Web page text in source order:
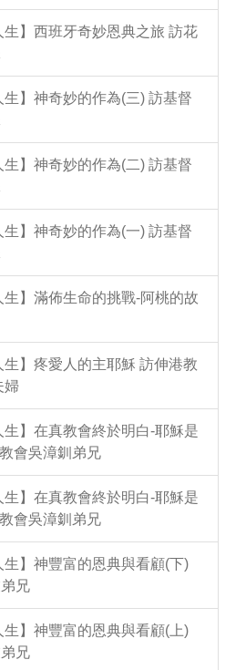
】西班牙奇妙恩典之旅 訪花
】神奇妙的作為(三) 訪基督
】神奇妙的作為(二) 訪基督
】神奇妙的作為(一) 訪基督
】滿佈生命的挑戰-阿桃的故
】疼愛人的主耶穌 訪伸港教
婦
】在真教會終於明白-耶穌是
會吳漳釧弟兄
】在真教會終於明白-耶穌是
會吳漳釧弟兄
】神豐富的恩典與看顧(下)
兄
】神豐富的恩典與看顧(上)
兄